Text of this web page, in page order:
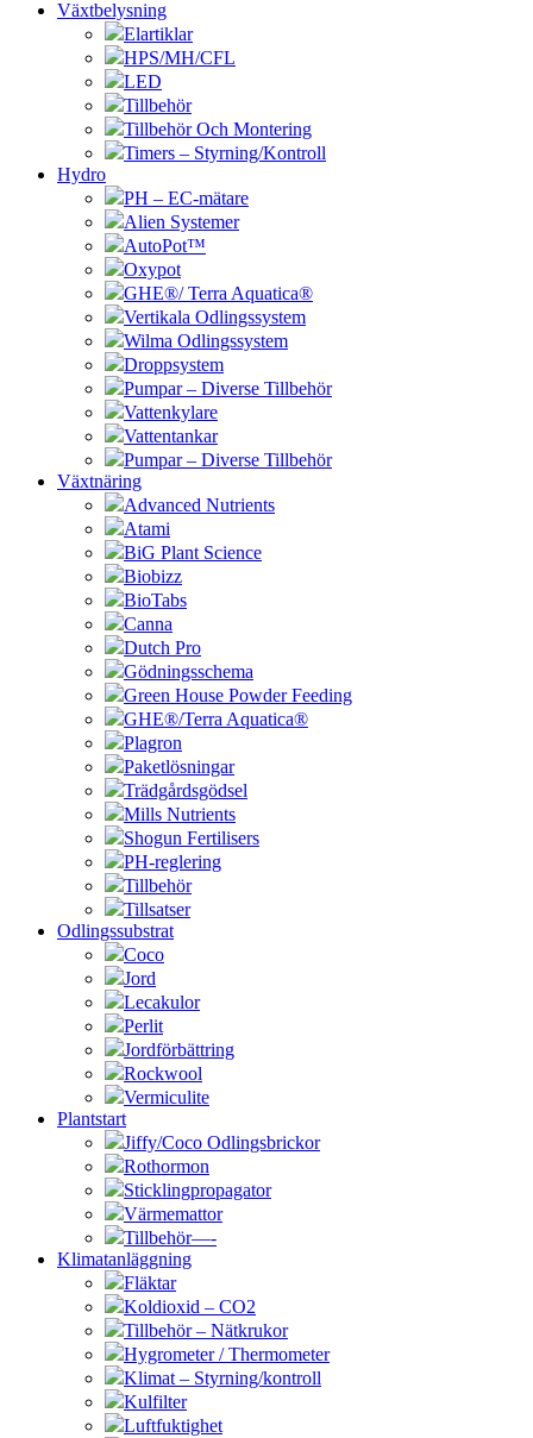
Växtbelysning
Elartiklar
HPS/MH/CFL
LED
Tillbehör
Tillbehör Och Montering
Timers – Styrning/Kontroll
Hydro
PH – EC-mätare
Alien Systemer
AutoPot™
Oxypot
GHE®/ Terra Aquatica®
Vertikala Odlingssystem
Wilma Odlingssystem
Droppsystem
Pumpar – Diverse Tillbehör
Vattenkylare
Vattentankar
Pumpar – Diverse Tillbehör
Växtnäring
Advanced Nutrients
Atami
BiG Plant Science
Biobizz
BioTabs
Canna
Dutch Pro
Gödningsschema
Green House Powder Feeding
GHE®/Terra Aquatica®
Plagron
Paketlösningar
Trädgårdsgödsel
Mills Nutrients
Shogun Fertilisers
PH-reglering
Tillbehör
Tillsatser
Odlingssubstrat
Coco
Jord
Lecakulor
Perlit
Jordförbättring
Rockwool
Vermiculite
Plantstart
Jiffy/Coco Odlingsbrickor
Rothormon
Sticklingpropagator
Värmemattor
Tillbehör—-
Klimatanläggning
Fläktar
Koldioxid – CO2
Tillbehör – Nätkrukor
Hygrometer / Thermometer
Klimat – Styrning/kontroll
Kulfilter
Luftfuktighet